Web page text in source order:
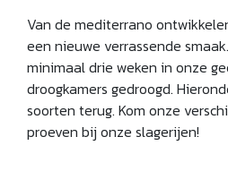
Van de mediterrano
een nieuwe verrassende
minimaal drie weken in onze
droogkamers gedroogd.
soorten terug. Kom onze
proeven bij onze slagerijen!